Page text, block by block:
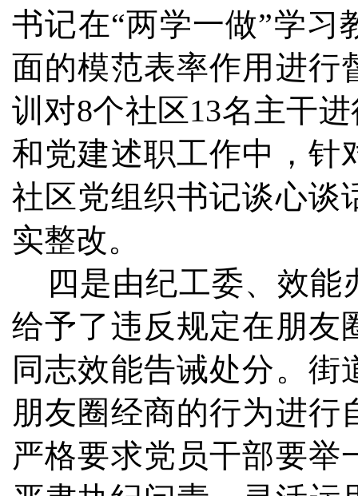
书记在“两学一做”学习
面的模范表率作用进行
训对8个社区13名主干
和党建述职工作中，针
社区党组织书记谈心谈
实整改。
四是由纪工委、效能
给予了违反规定在朋友
同志效能告诫处分。
朋友圈经商的行为进行
严格要求党员干部要举